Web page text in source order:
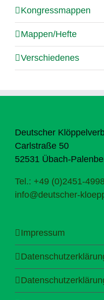
Kongressmappen
Mappen/Hefte
Verschiedenes
Deutscher
Carlstraße 50
52531 Übach-
Tel.: +49 (0)2451-
info@deutscher-
Impressum